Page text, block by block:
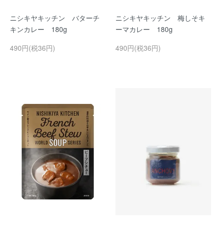
ニシキヤキッチン バターチ
キンカレー 180g
490円(税36円)
ニシキヤキッチン 梅しそキ
ーマカレー 180g
490円(税36円)